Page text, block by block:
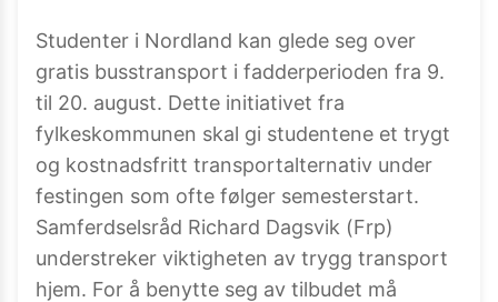
Studenter i Nordland kan glede seg over
gratis busstransport i fadderperioden fra 9.
til 20. august. Dette initiativet fra
fylkeskommunen skal gi studentene et trygt
og kostnadsfritt transportalternativ under
festingen som ofte følger semesterstart.
Samferdselsråd Richard Dagsvik (Frp)
understreker viktigheten av trygg transport
hjem. For å benytte seg av tilbudet må